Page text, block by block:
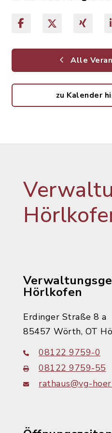
Alle
zu Kalender
Hörlkofen
Erdinger Straße 8 a
85457 Wörth, OT
08122 9759-0
08122 9759-55
rathaus@vg-